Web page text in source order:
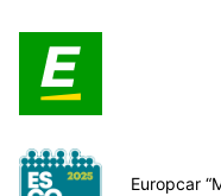
Europcar